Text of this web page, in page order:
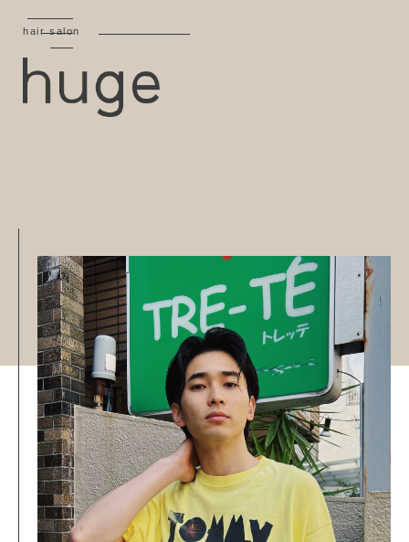
hair salon